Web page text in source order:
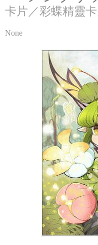
卡片／彩蝶精靈
None